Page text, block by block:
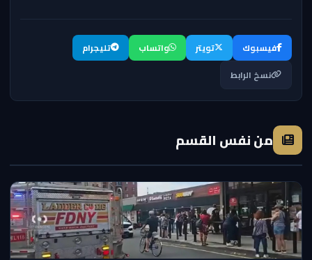
فيسبوك تويتر واتساب
تليجرام
نسخ الرابط
من نفس القسم